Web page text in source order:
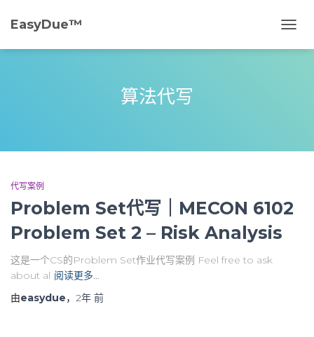
EasyDue™️
换
算法代写
代写案例
Problem Set代写｜MECON 6102
Problem Set 2 – Risk Analysis
这是一个CS的Problem Set作业代写案例 Feel free to ask
about al 阅读更多…
由easydue， 2年 前